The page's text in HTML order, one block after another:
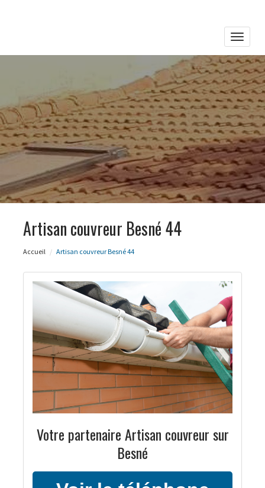
Toggle
Artisan couvreur Besné 44
Accueil Artisan couvreur Besné 44
Votre partenaire Artisan couvreur sur
Besné